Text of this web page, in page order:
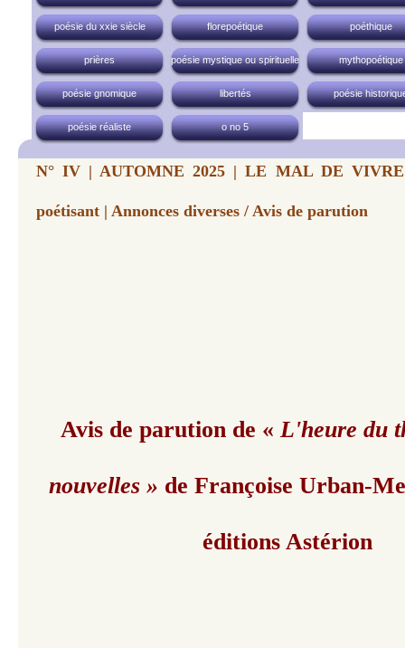
poésie du xxie siècle florepoétique poéthique
prières poésie mystique ou spirituelle mythopoétique
poésie gnomique libertés poésie
poésie réaliste o no 5
N° IV | AUTOMNE 2025 | LE MAL DE
poétisant | Annonces diverses / Avis de parution
Avis de parution de «L'heure du
nouvelles » de Françoise Urban-
éditions Astérion